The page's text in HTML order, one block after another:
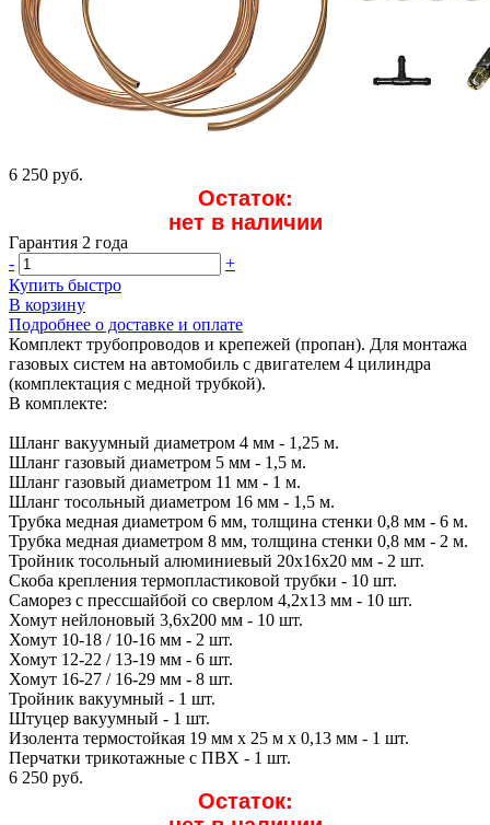
6 250 руб.
Остаток:
нет в наличии
Гарантия 2 года
-
+
Купить быстро
В корзину
Подробнее о доставке и оплате
Комплект трубопроводов и крепежей (пропан). Для монтажа
газовых систем на автомобиль с двигателем 4 цилиндра
(комплектация с медной трубкой).
В комплекте:
Шланг вакуумный диаметром 4 мм - 1,25 м.
Шланг газовый диаметром 5 мм - 1,5 м.
Шланг газовый диаметром 11 мм - 1 м.
Шланг тосольный диаметром 16 мм - 1,5 м.
Трубка медная диаметром 6 мм, толщина стенки 0,8 мм - 6 м.
Трубка медная диаметром 8 мм, толщина стенки 0,8 мм - 2 м.
Тройник тосольный алюминиевый 20x16x20 мм - 2 шт.
Скоба крепления термопластиковой трубки - 10 шт.
Саморез с прессшайбой со сверлом 4,2x13 мм - 10 шт.
Хомут нейлоновый 3,6х200 мм - 10 шт.
Хомут 10-18 / 10-16 мм - 2 шт.
Хомут 12-22 / 13-19 мм - 6 шт.
Хомут 16-27 / 16-29 мм - 8 шт.
Тройник вакуумный - 1 шт.
Штуцер вакуумный - 1 шт.
Изолента термостойкая 19 мм х 25 м х 0,13 мм - 1 шт.
Перчатки трикотажные с ПВХ - 1 шт.
6 250 руб.
Остаток: